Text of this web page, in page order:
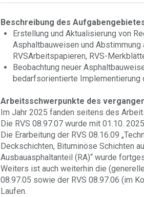
Beschreibung des
Erstellung und Aktualisierung von
Asphaltbauweisen und
RVSArbeitspapieren, RVS-
Beobachtung neuer
bedarfsorientierte Implementierung
Arbeitsschwerpunkte des
Im Jahr 2025 fanden seitens des
Die RVS 08.97.07 wurde mit 01.10.
Die Erarbeitung der RVS 08.16.09
Deckschichten, Bituminöse Schichten
Ausbauasphaltanteil (RA)“ wurde
Weiters ist auch weiterhin die
08.97.05 sowie der RVS 08.97.06 (im
Laufen.